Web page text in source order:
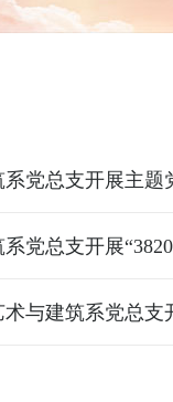
党总支开展主题
与建筑系党总支